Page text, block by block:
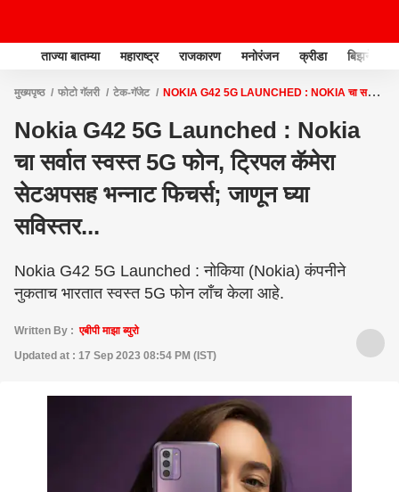
ताज्या बातम्या महाराष्ट्र राजकारण मनोरंजन क्रीडा बिझनेस
मुख्यपृष्ठ फोटो गॅलरी टेक-गॅजेट
NOKIA G42 5G LAUNCHED : NOKIA चा सर्वात
Nokia G42 5G Launched : Nokia
चा सर्वात स्वस्त 5G फोन, ट्रिपल कॅमेरा
सेटअपसह भन्नाट फिचर्स; जाणून घ्या
सविस्तर...
Nokia G42 5G Launched : नोकिया (Nokia) कंपनीने
नुकताच भारतात स्वस्त 5G फोन लाँच केला आहे.
Written By :एबीपी माझा ब्युरो
Updated at : 17 Sep 2023 08:54 PM (IST)